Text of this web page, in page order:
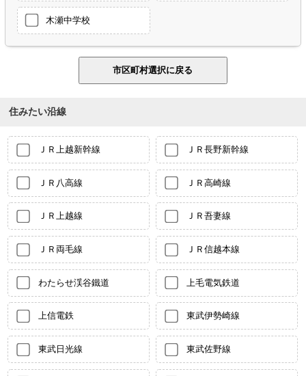
木瀬中学校
住みたい沿線
ＪＲ上越新幹線 ＪＲ長野新幹線
ＪＲ八高線 ＪＲ高崎線
ＪＲ上越線 ＪＲ吾妻線
ＪＲ両毛線 ＪＲ信越本線
わたらせ渓谷鐵道 上毛電気鉄道
上信電鉄 東武伊勢崎線
東武日光線 東武佐野線